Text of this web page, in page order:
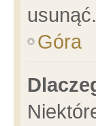
Góra